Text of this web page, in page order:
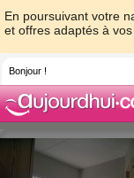
En poursuivant votre
et offres adaptés à
Bonjour !